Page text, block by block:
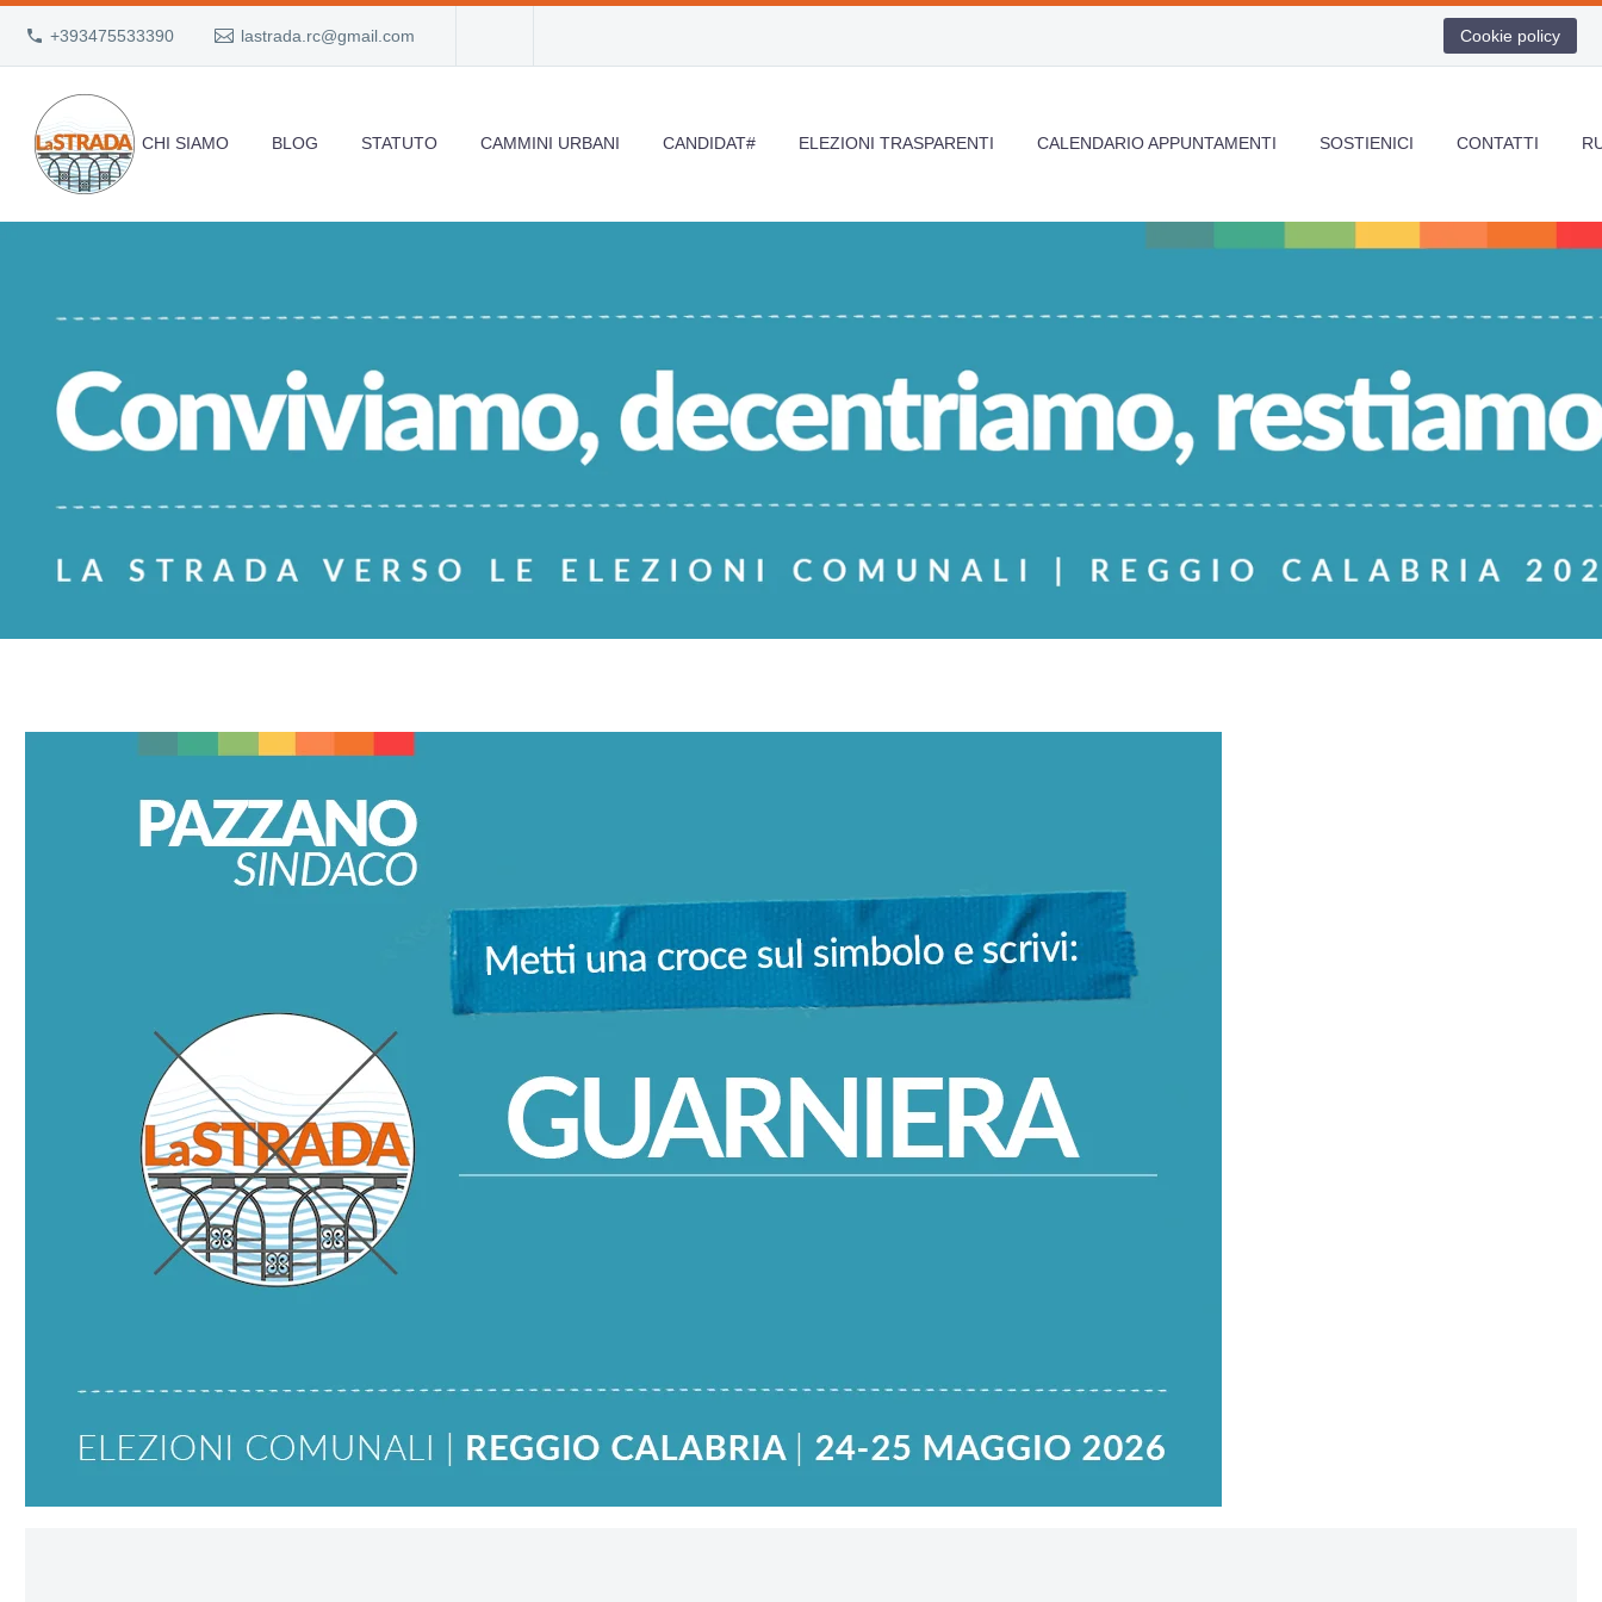
+393475533390 lastrada.rc@gmail.com Cookie policy
CHI SIAMO BLOG STATUTO CAMMINI URBANI CANDIDAT# ELEZIONI TRASPARENTI CALENDARIO APPUNTAMENTI SOSTIENICI CONTATTI